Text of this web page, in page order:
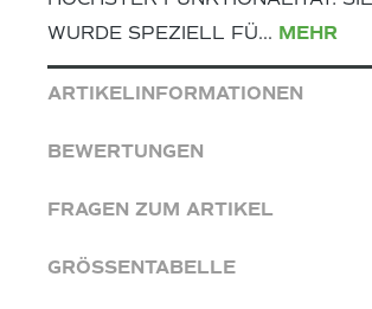
WURDE SPEZIELL FÜ… MEHR
ARTIKELINFORMATIONEN
BEWERTUNGEN
FRAGEN ZUM ARTIKEL
GRÖSSENTABELLE